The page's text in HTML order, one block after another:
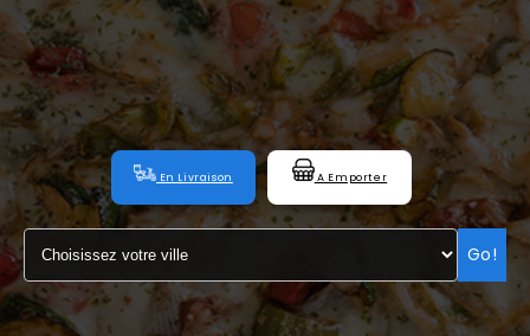
LA CARTE
VOTRE COMPTE
NOTRE RESTAURANT
VOS AVIS
MENTIONS LÉGALES
C.G.V
En Livraison A Emporter
Go!